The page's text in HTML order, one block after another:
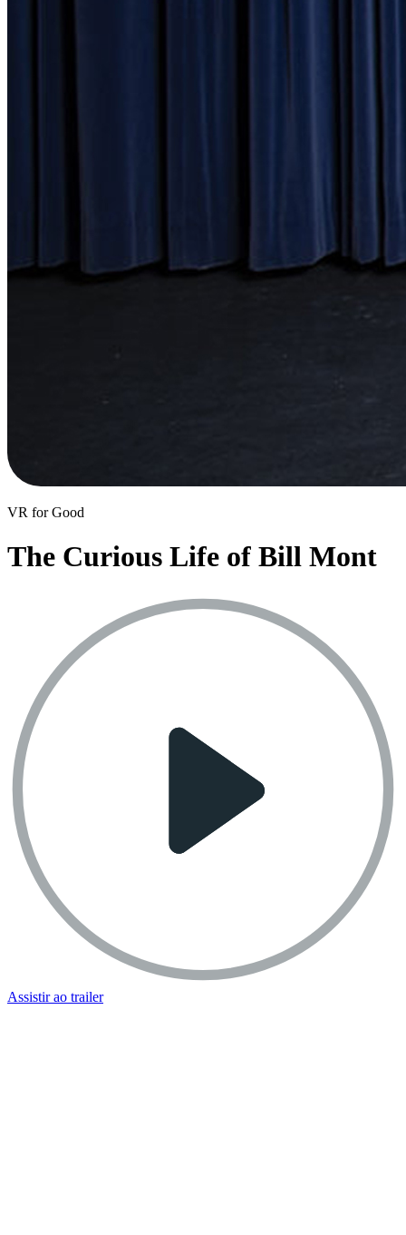
VR for Good
The Curious Life of Bill Mont
Assistir ao trailer